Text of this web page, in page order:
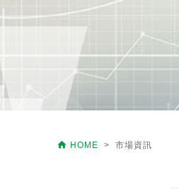
 HOME > 市場資訊